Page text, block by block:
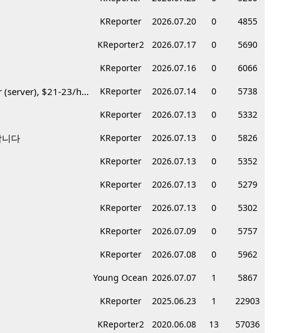
KReporter 2026.07.20 0
4855
KReporter2 2026.07.17 0
5690
KReporter 2026.07.16 0
6066
Korean BBQ 레스토랑 서버 & 호스트 구합니다 – Federal Way & Tacoma $45-$60/hr (server), $21-23/hr (Host) KReporter 2026.07.14 0
5738
KReporter 2026.07.13 0
5332
다 KReporter 2026.07.13 0
5826
KReporter 2026.07.13 0
5352
KReporter 2026.07.13 0
5279
KReporter 2026.07.13 0
5302
KReporter 2026.07.09 0
5757
KReporter 2026.07.08 0
5962
Young Ocean 2026.07.07 1
5867
KReporter 2025.06.23 1
22903
KReporter2 2020.06.08 13
57036